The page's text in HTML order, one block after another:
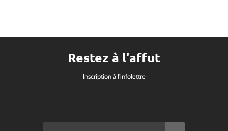
Restez à l'affut
Inscription à l'infolettre